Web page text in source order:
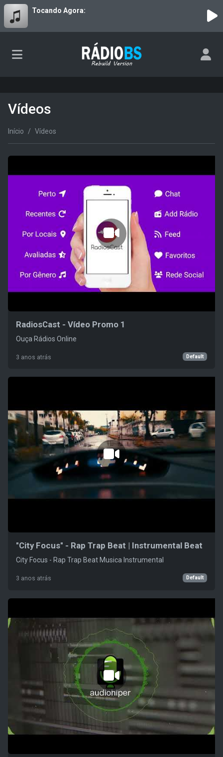
Tocando Agora:
Vídeos
Início Vídeos
RadiosCast - Vídeo Promo 1
Ouça Rádios Online
3 anos atrás Default
"City Focus" - Rap Trap Beat | Instrumental Beat
City Focus - Rap Trap Beat Musica Instrumental
3 anos atrás Default